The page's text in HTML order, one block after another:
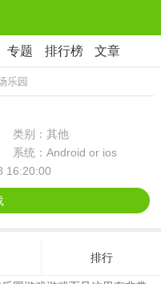
专题 排行榜 文章
乐园
类别：其他
系统：Android or ios
16:20:00
排行